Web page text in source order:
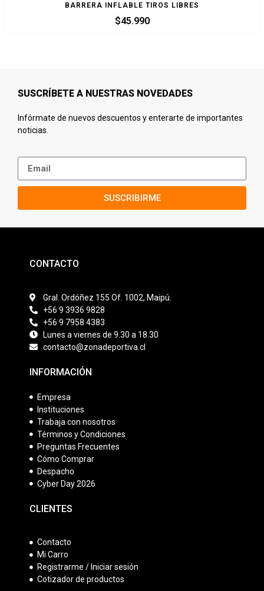
BARRERA INFLABLE TIROS LIBRES
$45.990
SUSCRÍBETE A NUESTRAS NOVEDADES
Infórmate de nuevos descuentos y enterarte de importantes
noticias.
SUSCRIBIRME
CONTACTO
Gral. Ordóñez 155 Of. 1002, Maipú.
+56 9 3936 9828
+56 9 7958 4383
Lunes a viernes de 9.30 a 18.30
contacto@zonadeportiva.cl
INFORMACIÓN
Empresa
Instituciones
Trabaja con nosotros
Términos y Condiciones
Preguntas Frecuentes
Cómo Comprar
Despacho
Cyber Day 2026
CLIENTES
Contacto
Mi Carro
Registrarme / Iniciar sesión
Cotizador de productos